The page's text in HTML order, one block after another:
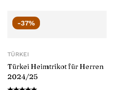
-37%
TÜRKEI
Türkei Heimtrikot für Herren
2024/25